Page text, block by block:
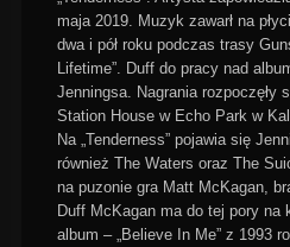
maja 2019. Muzyk zawarł na
dwa i pół roku podczas trasy
Lifetime”. Duff do pracy nad
Jenningsa. Nagrania rozpoczęły
Station House w Echo Park w
Na „Tenderness” pojawia się
również The Waters oraz The
na puzonie gra Matt McKagan,
Duff McKagan ma do tej pory na
album – „Believe In Me” z 1993